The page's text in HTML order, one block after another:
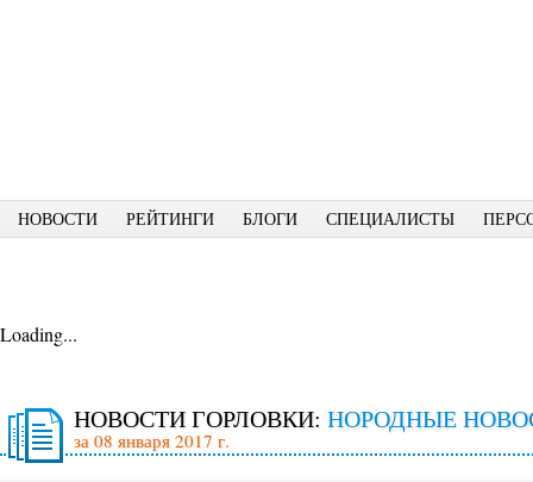
НОВОСТИ РЕЙТИНГИ БЛОГИ СПЕЦИАЛИСТЫ
Loading...
НОВОСТИ ГОРЛОВКИ: НОРОДНЫЕ
за 08 января 2017 г.